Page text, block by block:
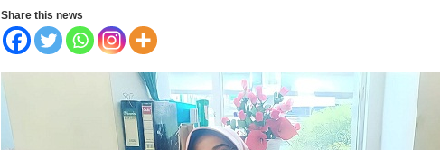
Share this news